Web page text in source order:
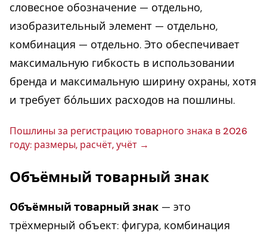
словесное обозначение — отдельно,
изобразительный элемент — отдельно,
комбинация — отдельно. Это обеспечивает
максимальную гибкость в использовании
бренда и максимальную ширину охраны, хотя
и требует бо́льших расходов на пошлины.
Пошлины за ре­ги­стра­цию то­вар­но­го знака в 2026
году: размеры, расчёт, учёт
Объёмный товарный знак
Объёмный товарный знак — это
трёхмерный объект: фигура, комбинация